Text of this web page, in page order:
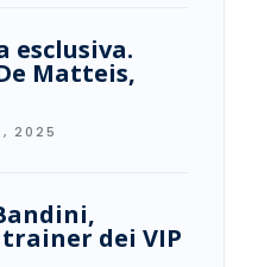
esclusiva.
Matteis,
2025
dei VIP